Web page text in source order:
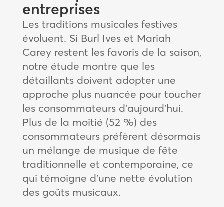
entreprises
Les traditions musicales festives
évoluent. Si Burl Ives et Mariah
Carey restent les favoris de la saison,
notre étude montre que les
détaillants doivent adopter une
approche plus nuancée pour toucher
les consommateurs d’aujourd’hui.
Plus de la moitié (52 %) des
consommateurs préfèrent désormais
un mélange de musique de fête
traditionnelle et contemporaine, ce
qui témoigne d’une nette évolution
des goûts musicaux.